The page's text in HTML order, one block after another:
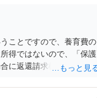
ことですので、養育費の
得ではないので、「保護
に返還請求権が認められ
ための話し合いあるいは